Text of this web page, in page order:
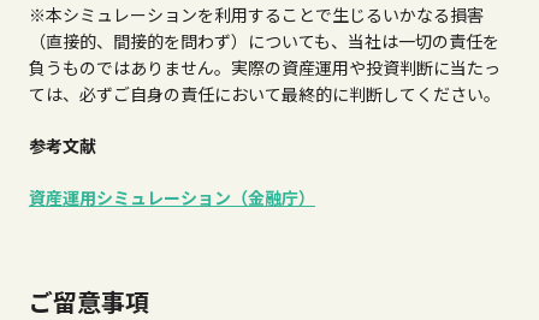
※本シミュレーションを利用することで生じるいかなる損害
（直接的、間接的を問わず）についても、当社は一切の責任を
負うものではありません。実際の資産運用や投資判断に当たっ
ては、必ずご自身の責任において最終的に判断してください。
参考文献
資産運用シミュレーション（金融庁）
ご留意事項